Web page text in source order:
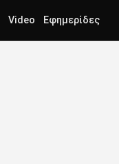
Video Εφημερίδες